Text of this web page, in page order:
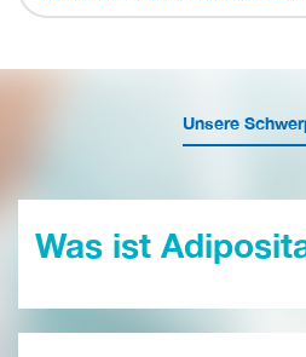
Unsere
Was ist